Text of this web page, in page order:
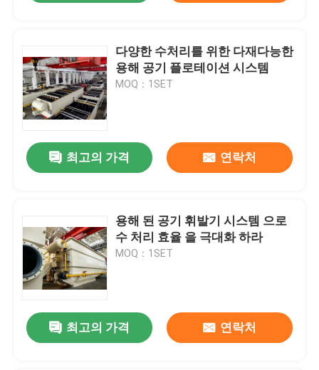
다양한 수처리를 위한 다재다능한
용해 공기 플로테이션 시스템
MOQ：1SET
최고의 가격 연락처
용해 된 공기 휘발기 시스템 으로
수 처리 효율 을 극대화 하라
MOQ：1SET
최고의 가격 연락처